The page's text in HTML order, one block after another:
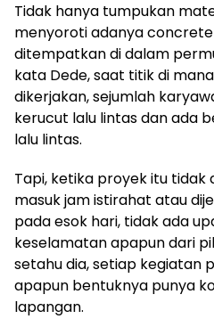
Tidak hanya tumpukan
menyoroti adanya
ditempatkan di dalam
kata Dede, saat titik di
dikerjakan, sejumlah
kerucut lalu lintas dan ada
lalu lintas.
Tapi, ketika proyek itu tidak
masuk jam istirahat atau
pada esok hari, tidak ada
keselamatan apapun dari
setahu dia, setiap kegiatan
apapun bentuknya punya
lapangan.